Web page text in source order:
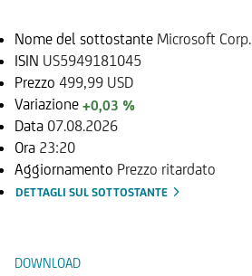
Nome del sottostante Microsoft Corp.
ISIN US5949181045
Prezzo 499,99 USD
Variazione +0,03 %
Data 07.08.2026
Ora 23:20
Aggiornamento Prezzo ritardato
DETTAGLI SUL SOTTOSTANTE
DOWNLOAD